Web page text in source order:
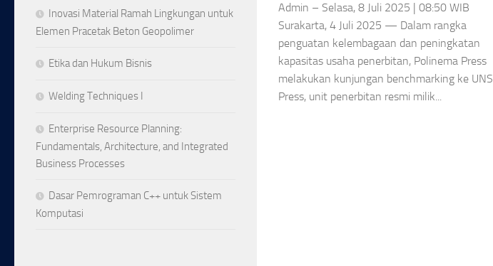
Admin – Selasa, 8 Juli 2025 | 08:50 WIB
Surakarta, 4 Juli 2025 — Dalam rangka
penguatan kelembagaan dan peningkatan
kapasitas usaha penerbitan, Polinema Press
melakukan kunjungan benchmarking ke UNS
Press, unit penerbitan resmi milik...
Inovasi Material Ramah Lingkungan untuk
Elemen Pracetak Beton Geopolimer
Etika dan Hukum Bisnis
Welding Techniques I
Enterprise Resource Planning:
Fundamentals, Architecture, and Integrated
Business Processes
Dasar Pemrograman C++ untuk Sistem
Komputasi